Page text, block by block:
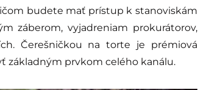
budete mať prístup k stanoviskám
záberom, vyjadreniam prokurátorov,
Čerešničkou na torte je prémiová
základným prvkom celého kanálu.